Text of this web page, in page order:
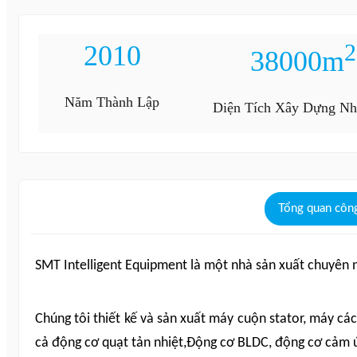
2010
Năm Thành Lập
38000m2
Diện Tích Xây Dựng
Tổng quan
SMT Intelligent Equipment là một nhà sản xuất
Chúng tôi thiết kế và sản xuất máy cuộn stator, máy
cả động cơ quạt tản nhiệt,Động cơ BLDC, động cơ cảm